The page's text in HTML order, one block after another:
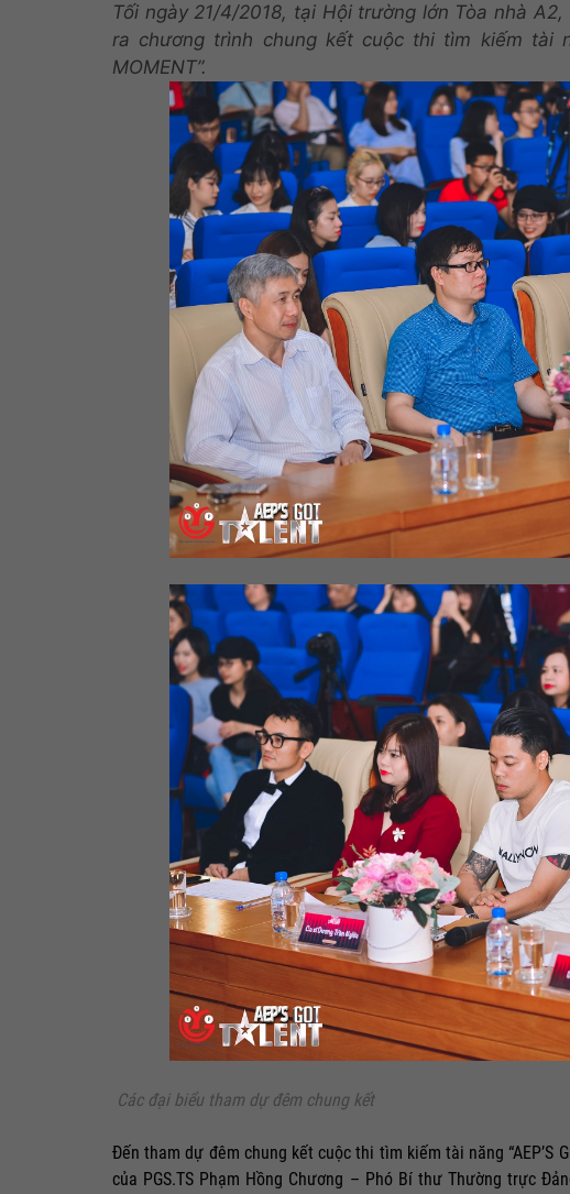
Tối ngày 21/4/2018, tại Hội trường lớn Tòa nhà A2,
ra chương trình chung kết cuộc thi tìm kiếm tài
MOMENT”.
Các đại biểu tham dự đêm chung kết
Đến tham dự đêm chung kết cuộc thi tìm kiếm tài năng “AEP’S
của PGS.TS Phạm Hồng Chương – Phó Bí thư Thường trực